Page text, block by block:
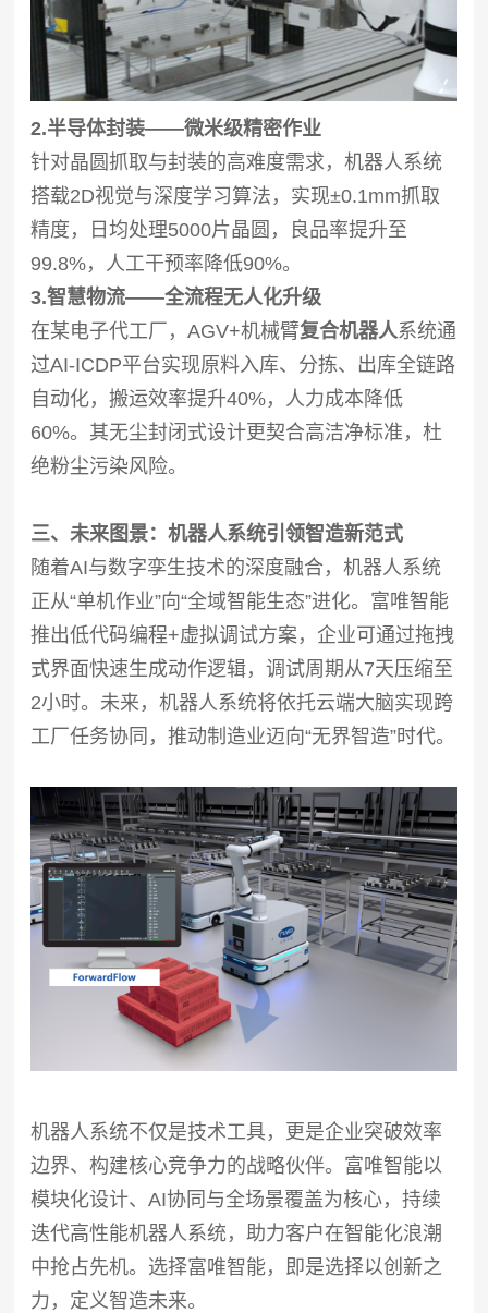
2.半导体封装——微米级精密作业
针对晶圆抓取与封装的高难度需求，机器人系统
搭载2D视觉与深度学习算法，实现±0.1mm抓取
精度，日均处理5000片晶圆，良品率提升至
99.8%，人工干预率降低90%。
3.智慧物流——全流程无人化升级
在某电子代工厂，AGV+机械臂复合机器人系统通
过AI-ICDP平台实现原料入库、分拣、出库全链路
自动化，搬运效率提升40%，人力成本降低
60%。其无尘封闭式设计更契合高洁净标准，杜
绝粉尘污染风险。
三、未来图景：机器人系统引领智造新范式
随着AI与数字孪生技术的深度融合，机器人系统
正从“单机作业”向“全域智能生态”进化。富唯智能
推出低代码编程+虚拟调试方案，企业可通过拖拽
式界面快速生成动作逻辑，调试周期从7天压缩至
2小时。未来，机器人系统将依托云端大脑实现跨
工厂任务协同，推动制造业迈向“无界智造”时代。
机器人系统不仅是技术工具，更是企业突破效率
边界、构建核心竞争力的战略伙伴。富唯智能以
模块化设计、AI协同与全场景覆盖为核心，持续
迭代高性能机器人系统，助力客户在智能化浪潮
中抢占先机。选择富唯智能，即是选择以创新之
力，定义智造未来。